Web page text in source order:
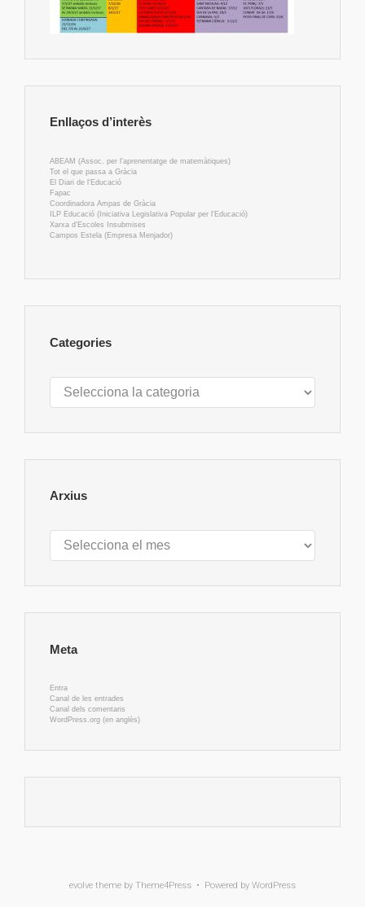
Enllaços d’interès
ABEAM (Assoc. per l'aprenentatge de matemàtiques)
Tot el que passa a Gràcia
El Diari de l'Educació
Fapac
Coordinadora Ampas de Gràcia
ILP Educació (Iniciativa Legislativa Popular per l'Educació)
Xarxa d'Escoles Insubmises
Campos Estela (Empresa Menjador)
Categories
Categories
Arxius
Arxius
Meta
Entra
Canal de les entrades
Canal dels comentaris
WordPress.org (en anglès)
evolve theme by Theme4Press • Powered by WordPress